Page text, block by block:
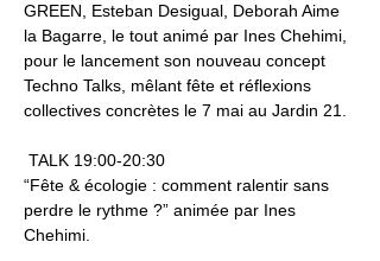
GREEN, Esteban Desigual, Deborah Aime
la Bagarre, le tout animé par Ines Chehimi,
pour le lancement son nouveau concept
Techno Talks, mêlant fête et réflexions
collectives concrètes le 7 mai au Jardin 21.
TALK 19:00-20:30
“Fête & écologie : comment ralentir sans
perdre le rythme ?” animée par Ines
Chehimi.